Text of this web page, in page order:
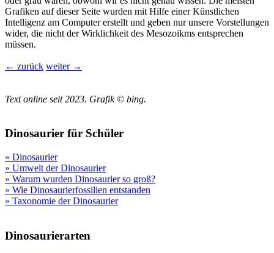
Grafiken auf dieser Seite wurden mit Hilfe einer Künstlichen
Intelligenz am Computer erstellt und geben nur unsere Vorstellungen
wider, die nicht der Wirklichkeit des Mesozoikms entsprechen
müssen.
← zurück weiter →
Text online seit 2023. Grafik © bing.
Dinosaurier für Schüler
» Dinosaurier
» Umwelt der Dinosaurier
» Warum wurden Dinosaurier so groß?
» Wie Dinosaurierfossilien entstanden
» Taxonomie der Dinosaurier
Dinosaurierarten